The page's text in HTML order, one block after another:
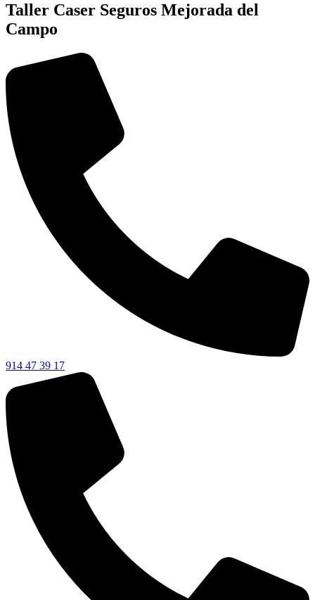
Taller Caser Seguros Mejorada del
Campo
914 47 39 17